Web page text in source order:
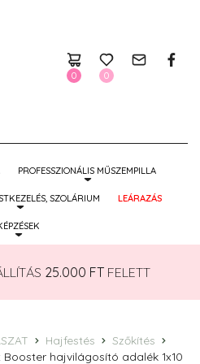
0 0
PROFESSZIONÁLIS MŰSZEMPILLA
SZOLÁRIUM LEÁRAZÁS
25.000 FTFELETT
Hajfestés
Szőkítés
hajvilágosító adalék 1x10